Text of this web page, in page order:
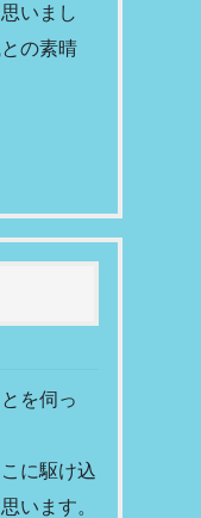
いまし
の素晴
を伺っ
に駆け込
います。